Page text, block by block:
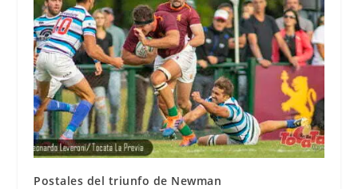
Postales del triunfo de Newman